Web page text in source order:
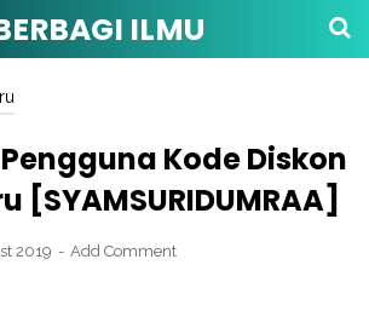
ILMU
Kode Diskon
[SYAMSURIDUMRAA]
2019 Add Comment